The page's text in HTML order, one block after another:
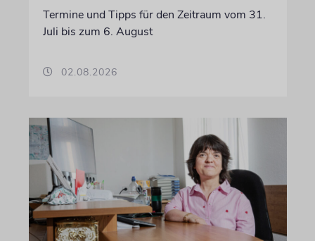
Termine und Tipps für den Zeitraum vom 31.
Juli bis zum 6. August
02.08.2026